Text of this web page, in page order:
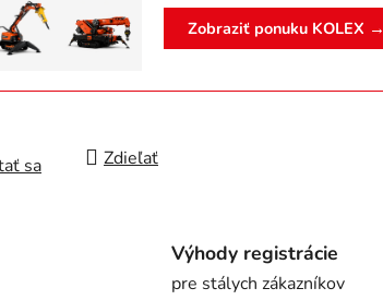
Zobraziť ponuku KOLEX →
sa Zdieľať
Výhody registrácie
pre stálych zákazníkov